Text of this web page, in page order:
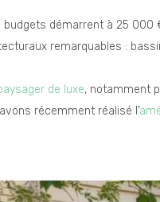
démarrent à 25 000
remarquables :
de luxe, notamment
récemment réalisé l’